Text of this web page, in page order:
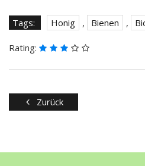
Tags: Honig , Bienen ,
Rating:
Zurück